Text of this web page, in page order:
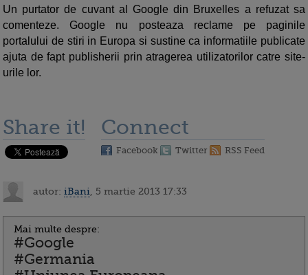
Un purtator de cuvant al Google din Bruxelles a refuzat sa
comenteze. Google nu posteaza reclame pe paginile
portalului de stiri in Europa si sustine ca informatiile publicate
ajuta de fapt publisherii prin atragerea utilizatorilor catre site-
urile lor.
Share it! Connect
Facebook Twitter RSS Feed
autor: iBani , 5 martie 2013 17:33
Mai multe despre:
#Google
#Germania